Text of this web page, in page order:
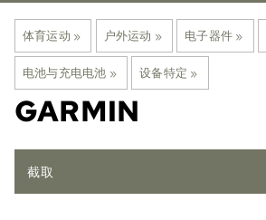
体育运动 ‪» 户外运动 ‪» 电子器件 ‪»
电池与充电电池 ‪» 设备特定 ‪»
GARMIN
截取